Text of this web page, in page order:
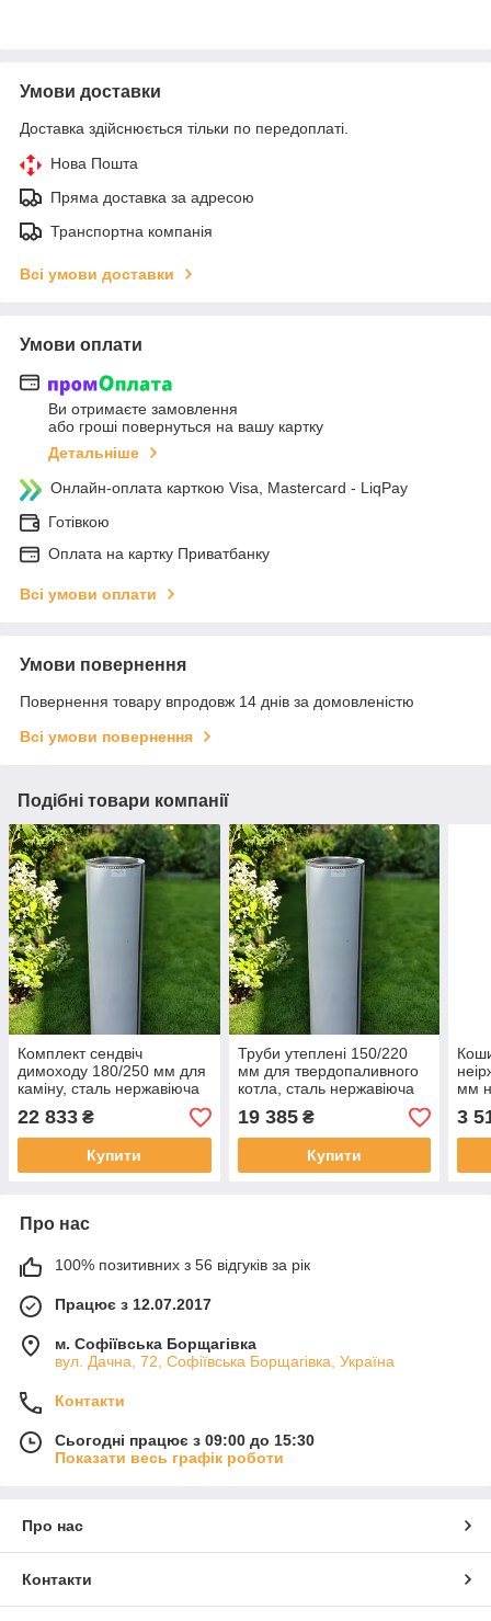
Умови доставки
Доставка здійснюється тільки по передоплаті.
Нова Пошта
Пряма доставка за адресою
Транспортна компанія
Всі умови доставки
Умови оплати
Ви отримаєте замовлення
або гроші повернуться на вашу картку
Детальніше
Онлайн-оплата карткою Visa, Mastercard - LiqPay
Готівкою
Оплата на картку Приватбанку
Всі умови оплати
Умови повернення
Повернення товару впродовж 14 днів за домовленістю
Всі умови повернення
Подібні товари компанії
Комплект сендвіч
димоходу 180/250 мм для
каміну, сталь нержавіюча
AISI 304
22 833 ₴
Купити
Труби утеплені 150/220
мм для твердопаливного
котла, сталь нержавіюча
AISI 304
19 385₴
Купити
мм
3
Про нас
100% позитивних з 56 відгуків за рік
Працює з 12.07.2017
м. Софіївська Борщагівка
вул. Дачна, 72, Софіївська Борщагівка, Україна
Контакти
Сьогодні працює з 09:00 до 15:30
Показати весь графік роботи
Про нас
Контакти